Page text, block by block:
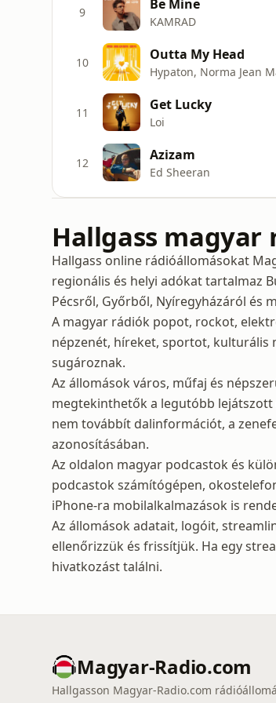
9 Be Mine
KAMRAD
10 Outta My Head
Hypaton, Norma Jean
11 Get Lucky
Loi
12 Azizam
Ed Sheeran
Hallgass
Hallgass online rádióállomásokat
regionális és helyi adókat tartalmaz
Pécsről, Győrből, Nyíregyházáról és
A magyar rádiók popot, rockot,
népzenét, híreket, sportot, kulturális
sugároznak.
Az állomások város, műfaj és
megtekinthetők a legutóbb lejátszott
nem továbbít dalinformációt, a
azonosításában.
Az oldalon magyar podcastok és
podcastok számítógépen,
iPhone-ra mobilalkalmazások is
Az állomások adatait, logóit,
ellenőrizzük és frissítjük. Ha egy
hivatkozást találni.
Magyar-Radio.com
Hallgasson Magyar-Radio.com